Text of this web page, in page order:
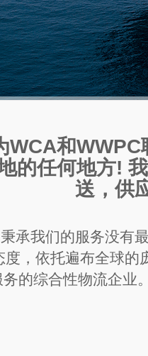
WCA和
的任何地方!
送，供
承我们的服务没有
度，依托遍布全球
的综合性物流企业